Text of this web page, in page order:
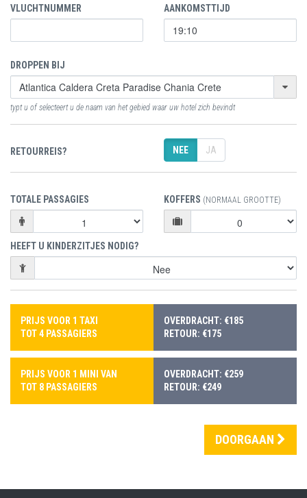
VLUCHTNUMMER AANKOMSTTIJD
DROPPEN BIJ
typt u of selecteert u de naam van het gebied waar uw hotel zich bevindt
RETOURREIS? NEE JA
TOTALE PASSAGIES KOFFERS (NORMAAL GROOTTE)
HEEFT U KINDERZITJES NODIG?
PRIJS VOOR 1 TAXI
TOT 4 PASSAGIERS
OVERDRACHT: €185
RETOUR: €175
PRIJS VOOR 1 MINI VAN
TOT 8 PASSAGIERS
OVERDRACHT: €259
RETOUR: €249
DOORGAAN